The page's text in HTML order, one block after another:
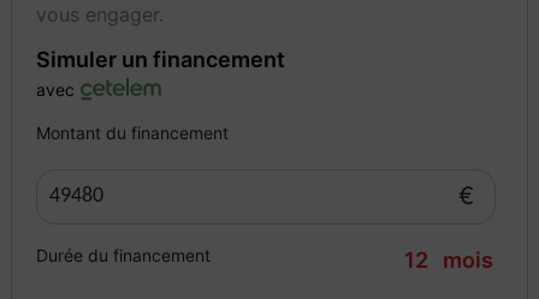
vous engager.
Simuler un financement
avec
Montant du financement
€
Durée du financement 12 mois